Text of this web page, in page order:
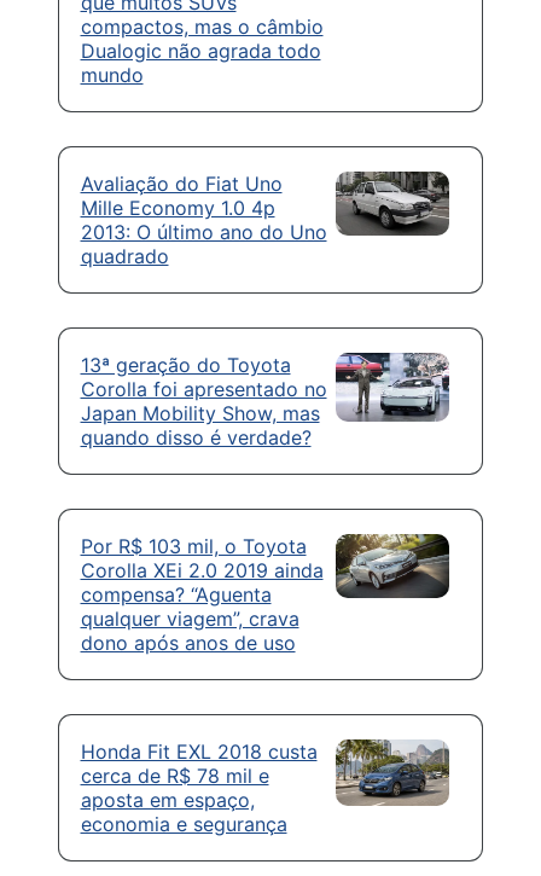
compactos, mas o câmbio
Dualogic não agrada todo
mundo
Avaliação do Fiat Uno
Mille Economy 1.0 4p
2013: O último ano do Uno
quadrado
13ª geração do Toyota
Corolla foi apresentado no
Japan Mobility Show, mas
quando disso é verdade?
Por R$ 103 mil, o Toyota
Corolla XEi 2.0 2019 ainda
compensa? “Aguenta
qualquer viagem”, crava
dono após anos de uso
Honda Fit EXL 2018 custa
cerca de R$ 78 mil e
aposta em espaço,
economia e segurança